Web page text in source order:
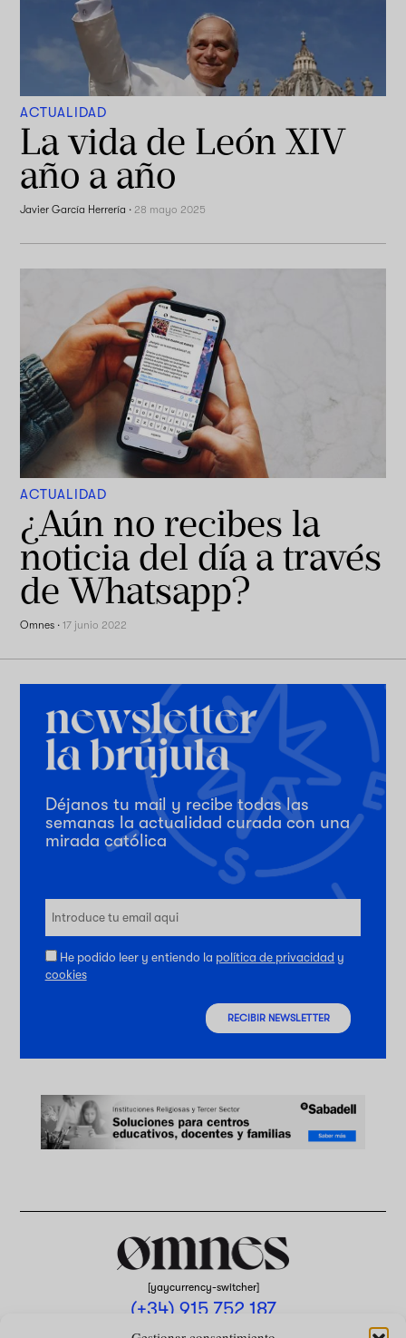
ACTUALIDAD
La vida de León XIV
año a año
Javier García Herrería ·28 mayo 2025
ACTUALIDAD
¿Aún no recibes la
noticia del día a través
de Whatsapp?
Omnes ·17 junio 2022
Déjanos tu mail y recibe todas las
semanas la actualidad curada con una
mirada católica
He podido leer y entiendo la política de privacidad y
cookies
RECIBIR NEWSLETTER
[yaycurrency-switcher]
(+34) 915 752 187